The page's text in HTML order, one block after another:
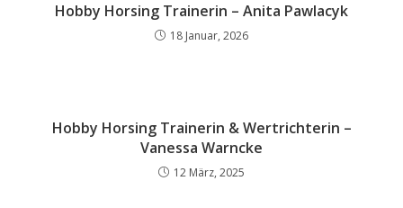
Hobby Horsing Trainerin – Anita Pawlacyk
18 Januar, 2026
Hobby Horsing Trainerin & Wertrichterin –
Vanessa Warncke
12 März, 2025